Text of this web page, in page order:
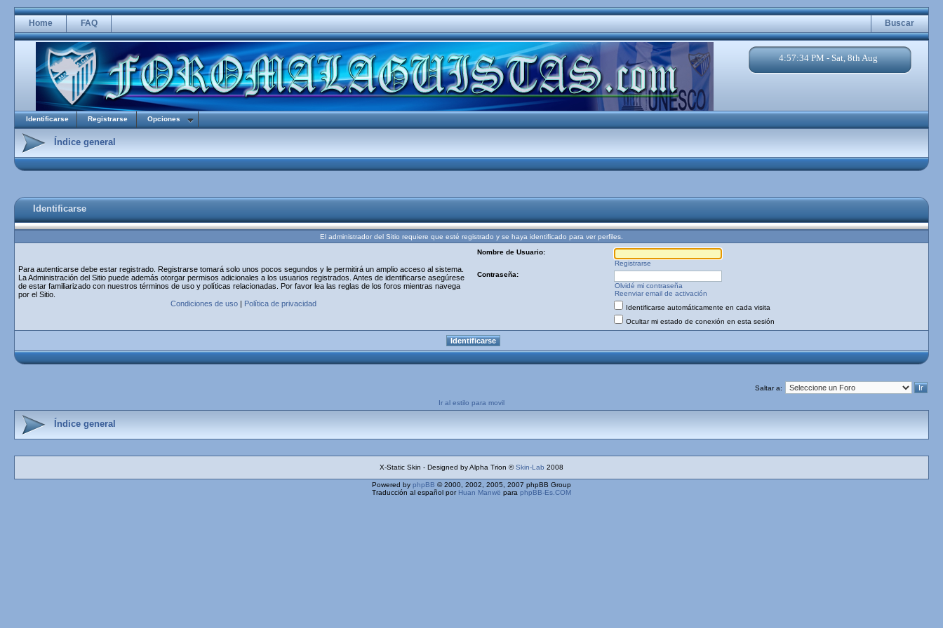
Home FAQ Buscar
4:57:34 PM - Sat, 8th Aug
Identificarse Registrarse Opciones
Índice general
Identificarse
El administrador del Sitio requiere que esté registrado y se haya identificado para ver perfiles.
Para autenticarse debe estar registrado. Registrarse tomará solo unos pocos segundos y le permitirá un amplio acceso al sistema.
La Administración del Sitio puede además otorgar permisos adicionales a los usuarios registrados. Antes de identificarse asegúrese
de estar familiarizado con nuestros términos de uso y políticas relacionadas. Por favor lea las reglas de los foros mientras navega
por el Sitio.
Condiciones de uso| Política de privacidad
Nombre de Usuario:
Registrarse
Contraseña:
Olvidé mi contraseña
Reenviar email de activación
Identificarse automáticamente en cada visita
Ocultar mi estado de conexión en esta sesión
Saltar a:
Ir al estilo para movil
Índice general
X-Static Skin - Designed by Alpha Trion ©Skin-Lab 2008
Powered by phpBB © 2000, 2002, 2005, 2007 phpBB Group
Traducción al español por Huan Manwë para phpBB-Es.COM